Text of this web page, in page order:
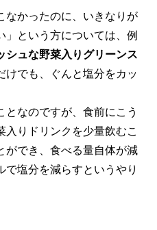
なかったのに、いきなりが
」という方については、例
シュな野菜入りグリーンス
けでも、ぐんと塩分をカッ
となのですが、食前にこう
入りドリンクを少量飲むこ
ができ、食べる量自体が減
で塩分を減らすというやり